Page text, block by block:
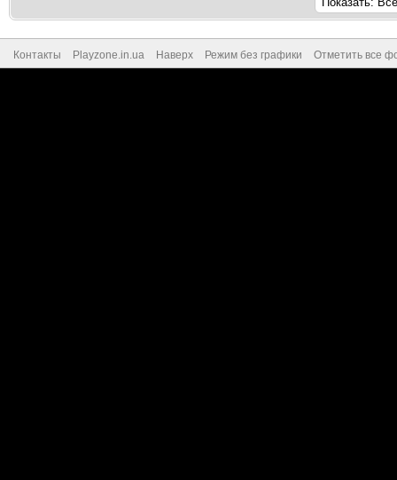
Контакты Playzone.in.ua Наверх Режим без графики Отметить все